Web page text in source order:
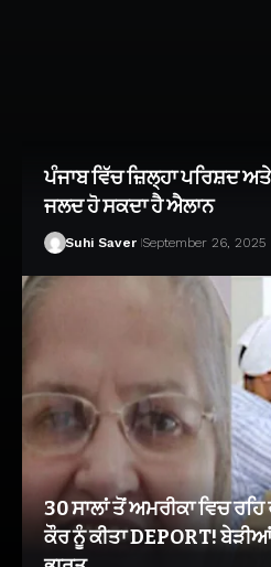
ਪੰਜਾਬ ਵਿੱਚ ਜ਼ਿਲ੍ਹਾ ਪਰਿਸ਼ਦ
ਜਲਦ ਹੋ ਸਕਦਾ ਹੈ ਐਲਾਨ
Suhi Saver September 26, 2025
30 ਸਾਲਾਂ ਤੋਂ ਅਮਰੀਕਾ ਵਿਚ ਰਹਿ
ਕੌਰ ਨੂੰ ਕੀਤਾ DEPORT!